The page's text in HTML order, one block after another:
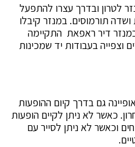
לטרון ובדרך עצרו להתפעל
תורמוסים. במנזר קיבלו
דיר ראפאת התקיימה
וצפייה בעבודות יד שמכינות
גם בדרך קיום ההופעות
כאשר לא ניתן לקיים הופעות
וכאשר לא ניתן לסייר עם